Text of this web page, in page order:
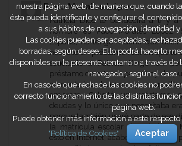
Paco Morales López
Patricia Dios te bendecirá a ti y a
nombre es Paco Morales López.
España, no tengo mucho que
necesite un préstamo real sin que lo
solicitarlo a Patricia Kingsman
préstamo de esta empresa hoy
comentarios buenos y
empresa. Solicité un préstamo
deudas y lo único que necesitaba
porque también usaré parte de ese
la matrícula escolar de mis hijos.
esto en Internet, acabo de recibir mi
nuestra página web, de manera que, cuando
ésta pueda identificarle y configurar el
a sus hábitos de navegación, identidad
Las cookies pueden ser aceptadas,
borradas, según desee. Ello podrá hacerlo
disponibles en la presente ventana o a través de
navegador, según el caso.
En caso de que rechace las cookies no
correcto funcionamiento de las distintas
página web.
Puede obtener más información a este
"Política de Cookies"
Aceptar